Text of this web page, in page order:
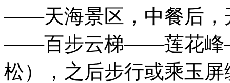
——天海景区，中餐后
——百步云梯——莲花
松），之后步行或乘玉